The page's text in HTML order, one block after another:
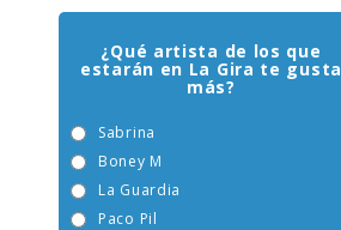
¿Qué artista de los que
estarán en La Gira te gusta
más?
Sabrina
Boney M
La Guardia
Paco Pil